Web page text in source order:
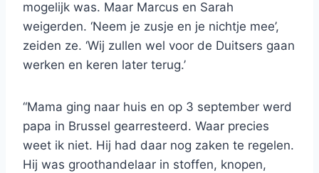
mogelijk was. Maar Marcus en Sarah
weigerden. ‘Neem je zusje en je nichtje mee’,
zeiden ze. ‘Wij zullen wel voor de Duitsers gaan
werken en keren later terug.’
“Mama ging naar huis en op 3 september werd
papa in Brussel gearresteerd. Waar precies
weet ik niet. Hij had daar nog zaken te regelen.
Hij was groothandelaar in stoffen, knopen,